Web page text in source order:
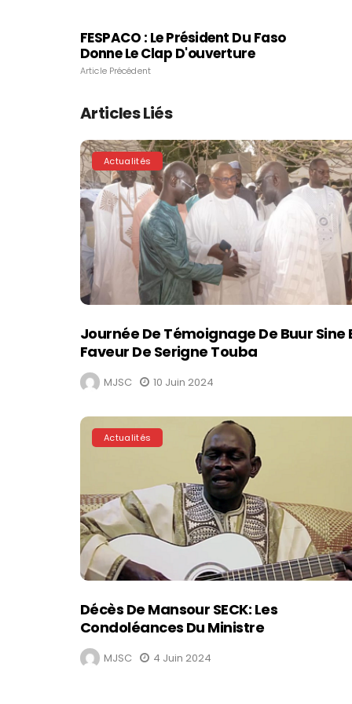
FESPACO : Le Président Du Faso
Donne Le Clap D'ouverture
Article Précédent
Articles Liés
Actualités
Journée De Témoignage De Buur Sine
Faveur De Serigne Touba
MJSC 10 Juin 2024
Actualités
Décès De Mansour SECK: Les
Condoléances Du Ministre
MJSC 4 Juin 2024